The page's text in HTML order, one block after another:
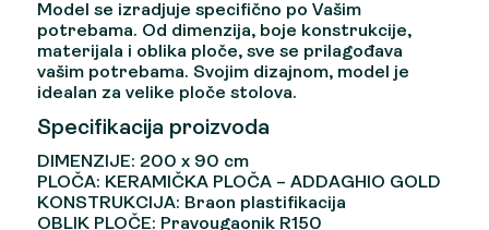
Model se izradjuje specifično po Vašim
potrebama. Od dimenzija, boje konstrukcije,
materijala i oblika ploče, sve se prilagođava
vašim potrebama. Svojim dizajnom, model je
idealan za velike ploče stolova.
Specifikacija proizvoda
DIMENZIJE: 200 x 90 cm
PLOČA: KERAMIČKA PLOČA – ADDAGHIO GOLD
KONSTRUKCIJA: Braon plastifikacija
OBLIK PLOČE: Pravougaonik R150